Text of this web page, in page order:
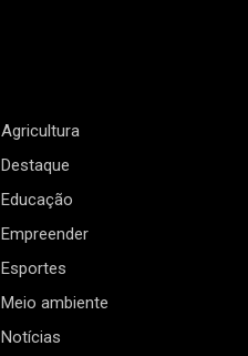
Agricultura
Destaque
Educação
Empreender
Esportes
Meio ambiente
Notícias